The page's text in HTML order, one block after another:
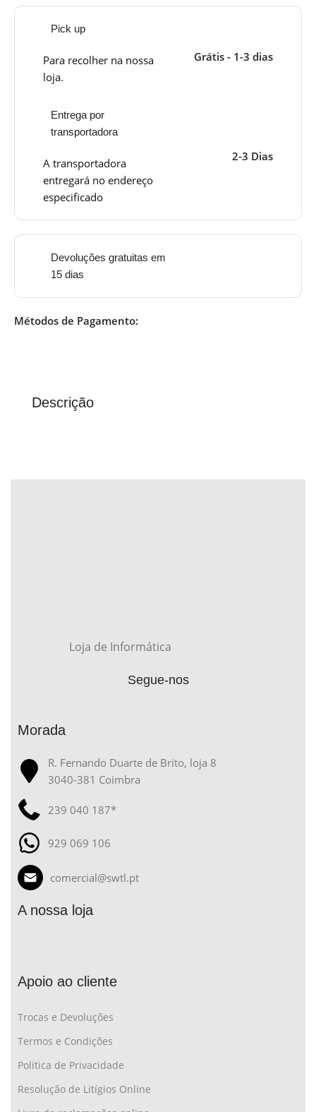
Pick up
Para recolher na nossa
loja.
Grátis - 1-3 dias
Entrega por
transportadora
A transportadora
entregará no endereço
especificado
2-3 Dias
Devoluções gratuitas em
15 dias
Métodos de Pagamento:
Descrição
Loja de Informática
Segue-nos
Morada
R. Fernando Duarte de Brito, loja 8
3040-381 Coimbra
239 040 187*
929 069 106
comercial@swtl.pt
A nossa loja
Apoio ao cliente
Trocas e Devoluções
Termos e Condições
Politica de Privacidade
Resolução de Litígios Online